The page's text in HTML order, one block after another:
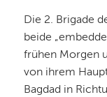
Die 2. Brigade
beide
frühen Morgen
von ihrem
Bagdad in